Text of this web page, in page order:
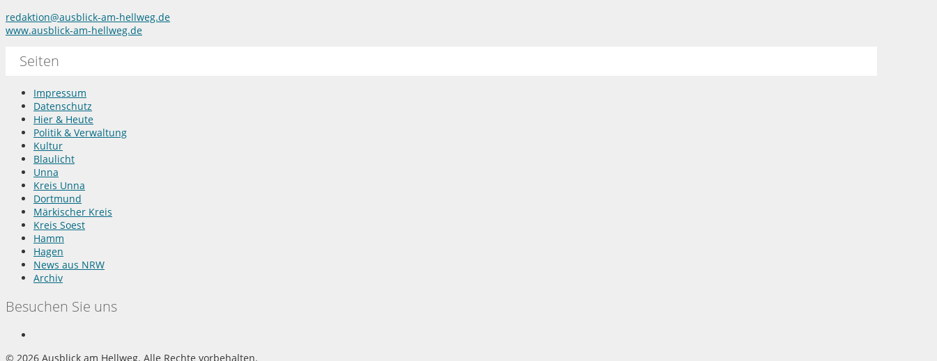
redaktion@ausblick-am-hellweg.de
www.ausblick-am-hellweg.de
Seiten
Impressum
Datenschutz
Hier & Heute
Politik & Verwaltung
Kultur
Blaulicht
Unna
Kreis Unna
Dortmund
Märkischer Kreis
Kreis Soest
Hamm
Hagen
News aus NRW
Archiv
Besuchen Sie uns
© 2026 Ausblick am Hellweg. Alle Rechte vorbehalten.